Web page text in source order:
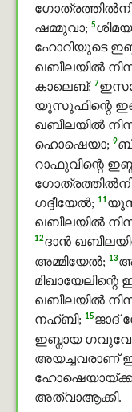
ഷമ്മുവാ; 5
ഹോറിയുടെ
ഖബീലയിൽ
കാലെബ്; 7
യൂസുഫിന്റെ
ഖബീലയിൽ
ഹൊഷെയാ; 9
റാഫുവിന്റെ
ഗദ്ദീയേല്‍; 11
ഖബീലയിൽ
12ദാന്‍
അമ്മിയേല്‍; 13
ഖബീലയിൽ
നഹ്ബി; 15ജാദ്
ഇബ്നായ
അയച്ചവരാണ്
അത്വാആക്കി.